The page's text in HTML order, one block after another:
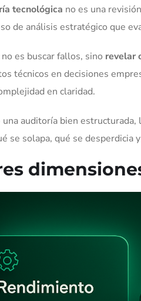
tecnológica no es una
de análisis estratégico que
es buscar fallos, sino revelar
técnicos en decisiones
en claridad.
auditoría bien estructurada,
se solapa, qué se desperdicia